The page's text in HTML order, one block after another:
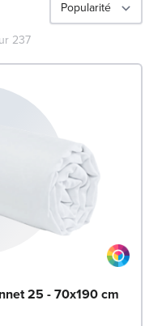
237
25 - 70x190 cm